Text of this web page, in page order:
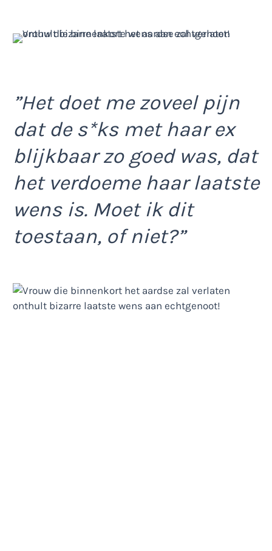
”Het doet me zoveel pijn
dat de s*ks met haar ex
blijkbaar zo goed was, dat
het verdoeme haar laatste
wens is. Moet ik dit
toestaan, of niet?”